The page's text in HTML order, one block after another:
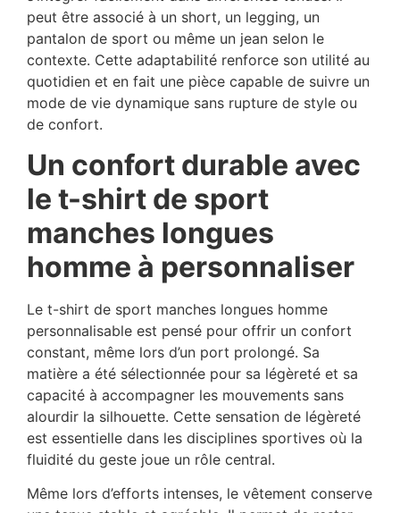
peut être associé à un short, un legging, un
pantalon de sport ou même un jean selon le
contexte. Cette adaptabilité renforce son utilité au
quotidien et en fait une pièce capable de suivre un
mode de vie dynamique sans rupture de style ou
de confort.
Un confort durable avec
le t-shirt de sport
manches longues
homme à personnaliser
Le t-shirt de sport manches longues homme
personnalisable est pensé pour offrir un confort
constant, même lors d’un port prolongé. Sa
matière a été sélectionnée pour sa légèreté et sa
capacité à accompagner les mouvements sans
alourdir la silhouette. Cette sensation de légèreté
est essentielle dans les disciplines sportives où la
fluidité du geste joue un rôle central.
Même lors d’efforts intenses, le vêtement conserve